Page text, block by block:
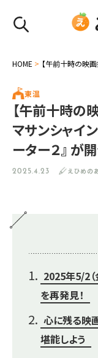
HOME > 【午前十時の映
東温
【午前十時の
マサンシャイ
ーター２』 が開
2025.4.23 えひめの
2025年5/2（
を再発見！
心に残る映
堪能しよう